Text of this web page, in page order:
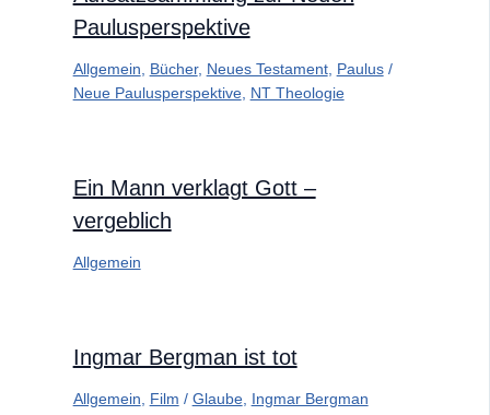
Paulusperspektive
Allgemein Bücher, Neues Testament, Paulus/
Neue Paulusperspektive, NT Theologie
Ein Mann verklagt Gott –
vergeblich
Allgemein
Ingmar Bergman ist tot
Allgemein Film / Glaube, Ingmar Bergman